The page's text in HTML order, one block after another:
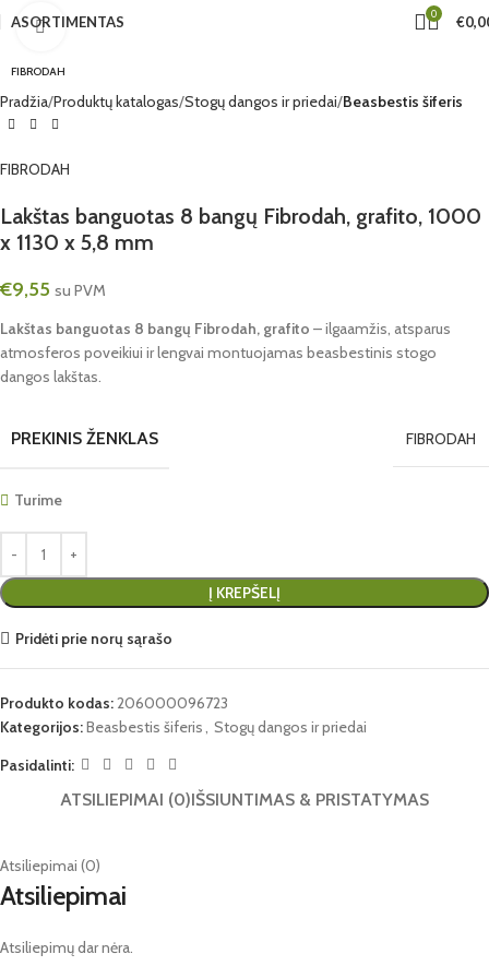
ASORTIMENTAS 0 €
FIBRODAH
Click to enlarge
Pradžia Produktų katalogas Stogų dangos ir priedai Beasbestis šiferis
FIBRODAH
Lakštas banguotas 8 bangų Fibrodah, grafito, 1000
x 1130 x 5,8 mm
€9,55 su PVM
Lakštas banguotas 8 bangų Fibrodah, grafito – ilgaamžis, atsparus
atmosferos poveikiui ir lengvai montuojamas beasbestinis stogo
dangos lakštas.
PREKINIS ŽENKLAS FIBRODAH
Turime
Į KREPŠELĮ
Pridėti prie norų sąrašo
Produkto kodas:206000096723
Kategorijos:Beasbestis šiferis, Stogų dangos ir priedai
Pasidalinti:
ATSILIEPIMAI (0)IŠSIUNTIMAS & PRISTATYMAS
Atsiliepimai (0)
Atsiliepimai
Atsiliepimų dar nėra.